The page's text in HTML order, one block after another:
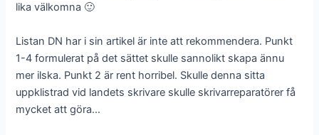
lika välkomna 🙂
Listan DN har i sin artikel är inte att rekommendera. Punkt
1-4 formulerat på det sättet skulle sannolikt skapa ännu
mer ilska. Punkt 2 är rent horribel. Skulle denna sitta
uppklistrad vid landets skrivare skulle skrivarreparatörer få
mycket att göra…